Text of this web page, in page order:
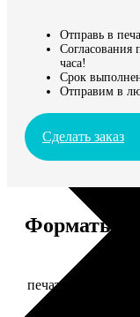
Отправь в
Согласования
часа!
Срок
Отправим в
Сделать заказ
Форматы и
печать фото на